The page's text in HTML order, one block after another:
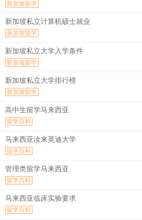
新加坡留学
新加坡私立计算机硕士就业
新加坡留学
新加坡私立大学入学条件
新加坡留学
新加坡私立大学排行榜
新加坡留学
高中生留学马来西亚
留学百科
马来西亚汝来英迪大学
留学百科
管理类留学马来西亚
留学百科
马来西亚临床实验要求
留学百科